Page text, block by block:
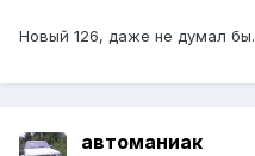
Новый 126, даже не думал бы.
автоманиак